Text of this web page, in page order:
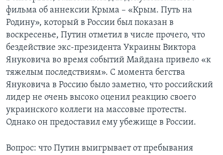
фильма об аннексии Крыма – «Крым. Путь на
Родину», который в России был показан в
воскресенье, Путин отметил в числе прочего, что
бездействие экс-президента Украины Виктора
Януковича во время событий Майдана привело «к
тяжелым последствиям». С момента бегства
Януковича в Россию было заметно, что российский
лидер не очень высоко оценил реакцию своего
украинского коллеги на массовые протесты.
Однако он предоставил ему убежище в России.
Вопрос: что Путин выигрывает от пребывания